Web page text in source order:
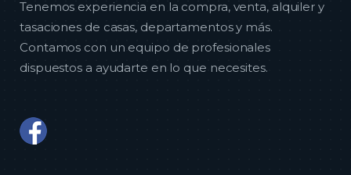
Tenemos experiencia en la compra, venta, alquiler y
tasaciones de casas, departamentos y más.
Contamos con un equipo de profesionales
dispuestos a ayudarte en lo que necesites.